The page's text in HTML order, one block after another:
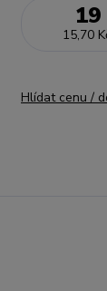
19
15,70
Hlídat cenu /